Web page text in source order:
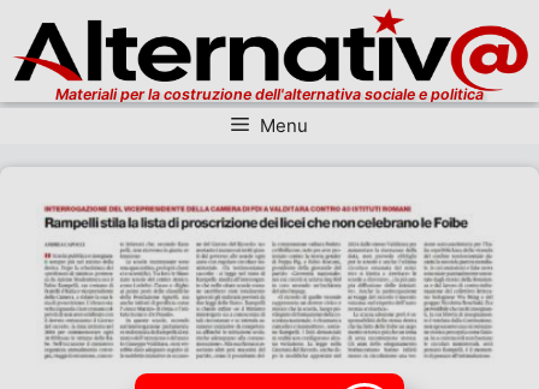
Materiali per la costruzione dell'alternativa sociale e politica
Menu